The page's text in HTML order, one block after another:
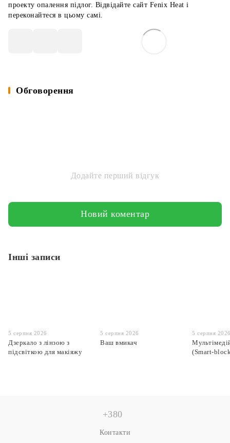
проекту опалення підлог. Відвідайте сайт Fenix Heat і
переконайтеся в цьому самі.
Обговорення
Додайте перший відгук
Новий коментар
Інші записи
5 серпня 2026
Дзеркало з лінзою з
підсвіткою для макіяжу
5 серпня 2026
Ваш вмикач
5 серпня
(Smart-
+380
Контакти